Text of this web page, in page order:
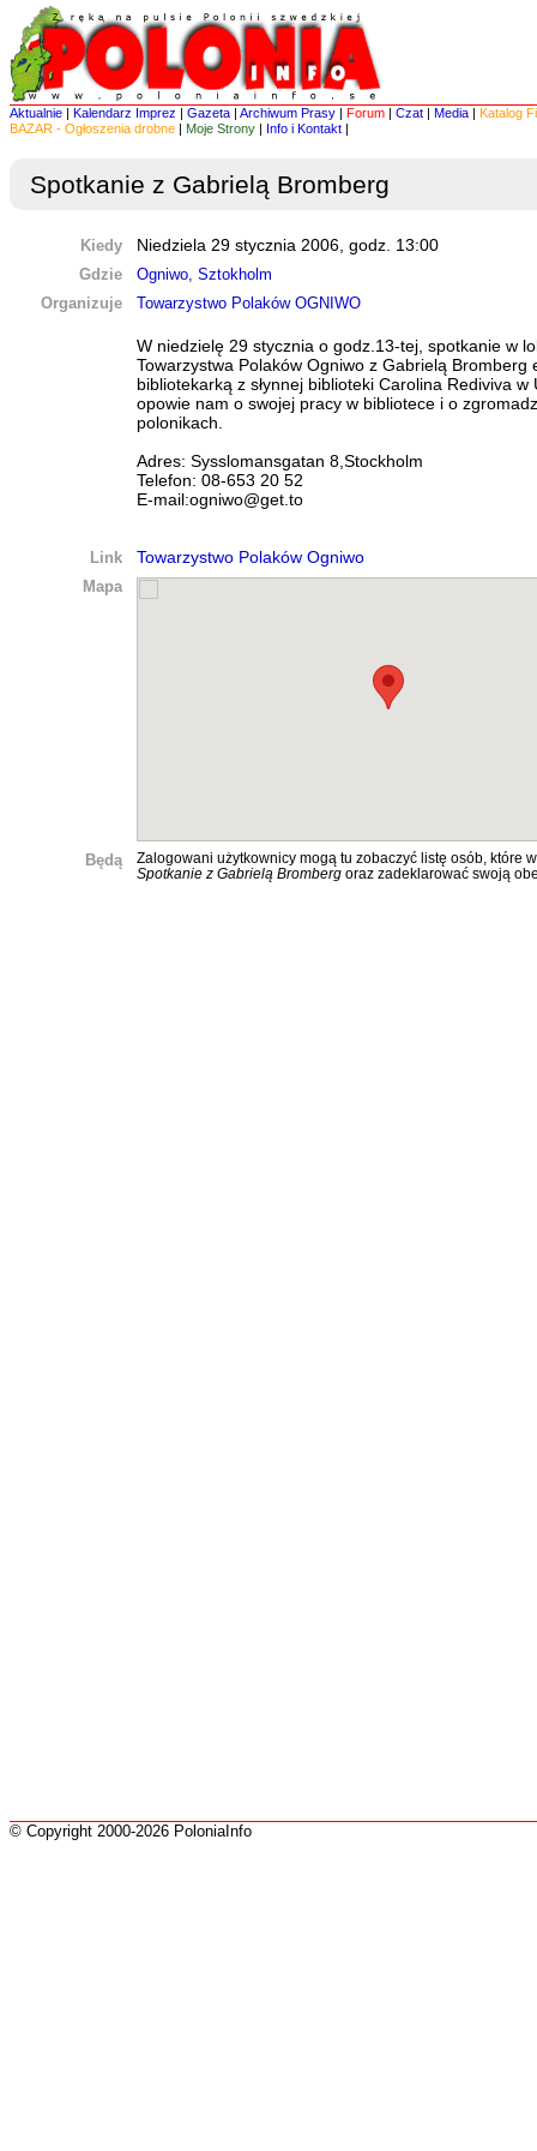
Aktualnie | Kalendarz Imprez | Gazeta | Archiwum Prasy | Forum | Czat | Media | Katalog
BAZAR - Ogłoszenia drobne | Moje Strony | Info i Kontakt |
Spotkanie z Gabrielą Bromberg
Kiedy
Niedziela 29 stycznia 2006, godz. 13:00
Gdzie
Ogniwo, Sztokholm
Organizuje
Towarzystwo Polaków OGNIWO
W niedzielę 29 stycznia o godz.13-tej, spotkanie w
Towarzystwa Polaków Ogniwo z Gabrielą Bromberg
bibliotekarką z słynnej biblioteki Carolina Rediviva w
opowie nam o swojej pracy w bibliotece i o
polonikach.
Adres: Sysslomansgatan 8,Stockholm
Telefon: 08-653 20 52
E-mail:ogniwo@get.to
Link
Towarzystwo Polaków Ogniwo
Mapa
Będą
Zalogowani użytkownicy mogą tu zobaczyć listę osób, które
Spotkanie z Gabrielą Bromberg oraz zadeklarować swoją
© Copyright 2000-2026 PoloniaInfo